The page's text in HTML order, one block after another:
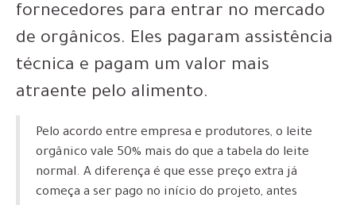
fornecedores para entrar no mercado
de orgânicos. Eles pagaram assistência
técnica e pagam um valor mais
atraente pelo alimento.
Pelo acordo entre empresa e produtores, o leite
orgânico vale 50% mais do que a tabela do leite
normal. A diferença é que esse preço extra já
começa a ser pago no início do projeto, antes